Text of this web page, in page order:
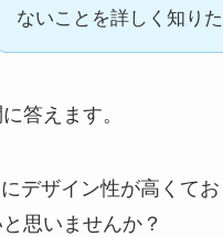
ないことを詳しく知りた
答えます。
デザイン性が高くて
思いませんか？